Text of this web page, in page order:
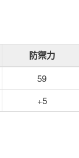
防禦力
59
+5